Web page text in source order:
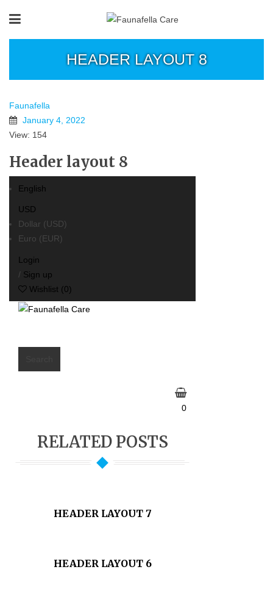
HEADER LAYOUT 8
Faunafella
January 4, 2022
View: 154
Header layout 8
English
USD
Dollar (USD)
Euro (EUR)
Login
/ Sign up
Wishlist (0)
0
RELATED POSTS
HEADER LAYOUT 7
HEADER LAYOUT 6